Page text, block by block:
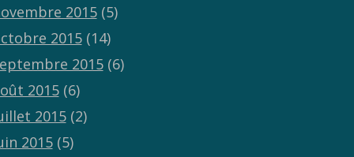
2015(5)
2015(14)
2015(6)
2015(6)
2015(2)
2015(5)